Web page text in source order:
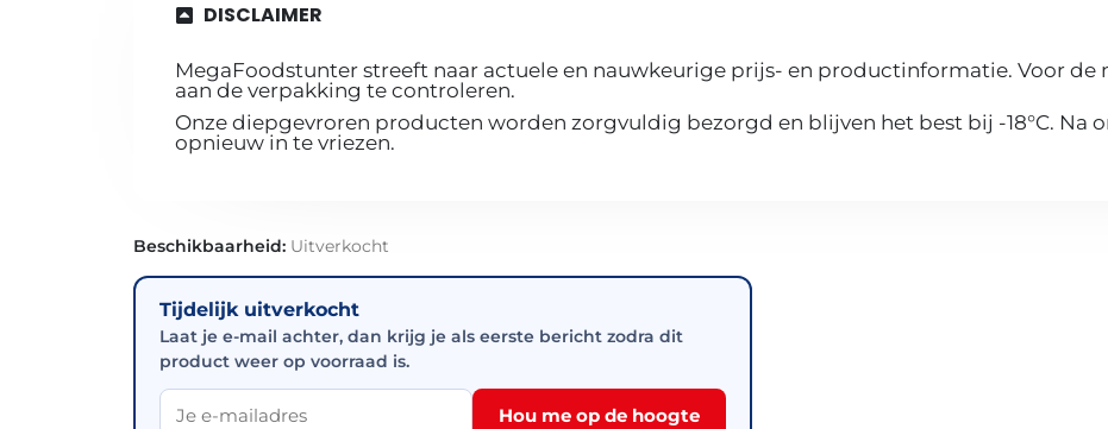
DISCLAIMER
MegaFoodstunter streeft naar actuele en nauwkeurige prijs- en productinformatie. Voor de
aan de verpakking te controleren.
Onze diepgevroren producten worden zorgvuldig bezorgd en blijven het best bij -18°C. Na
opnieuw in te vriezen.
Beschikbaarheid: Uitverkocht
Tijdelijk uitverkocht
Laat je e-mail achter, dan krijg je als eerste bericht zodra dit
product weer op voorraad is.
Hou me op de hoogte